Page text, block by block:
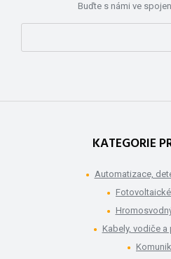
Buďte s námi ve
KATEGORIE
Automatizace,
Kabely, vodiče